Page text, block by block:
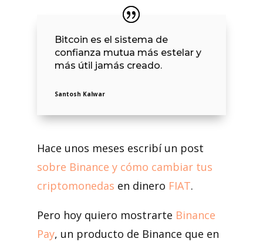
Bitcoin es el sistema de
confianza mutua más estelar y
más útil jamás creado.
Santosh Kalwar
Hace unos meses escribí un post
sobre Binance y cómo cambiar tus
criptomonedas en dinero FIAT.
Pero hoy quiero mostrarte Binance
Pay, un producto de Binance que en